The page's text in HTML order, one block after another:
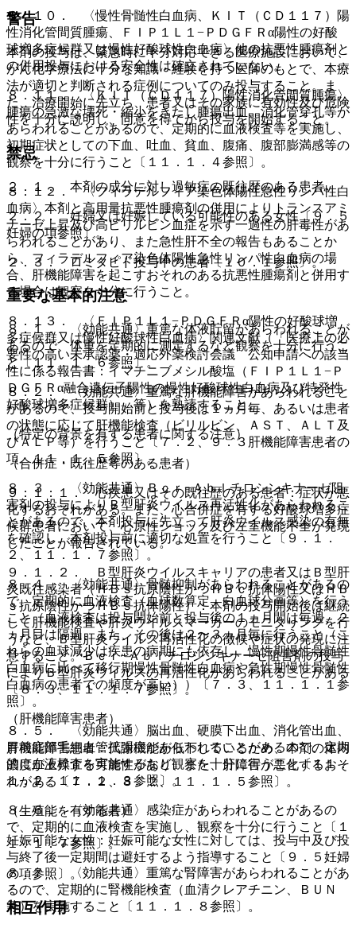
８．１０． 〈慢性骨髄性白血病、ＫＩＴ（ＣＤ１１７）陽
性消化管間質腫瘍、ＦＩＰ１Ｌ１−ＰＤＧＦＲα陽性の好酸
球増多症候群又は慢性好酸球性白血病〉他の抗悪性腫瘍剤と
の併用投与における安全性は確立されていない。
８．１１． 〈ＫＩＴ（ＣＤ１１７）陽性消化管間質腫瘍〉
腫瘍の急激な壊死・縮小をきたし腫瘍出血、消化管穿孔等が
あらわれることがあるので、定期的に血液検査等を実施し、
初期症状としての下血、吐血、貧血、腹痛、腹部膨満感等の
観察を十分に行うこと〔１１．１．４参照〕。
８．１２． 〈フィラデルフィア染色体陽性急性リンパ性白
血病〉本剤と高用量抗悪性腫瘍剤の併用によりトランスアミ
ナーゼ上昇及び高ビリルビン血症を示す一過性の肝毒性があ
らわれることがあり、また急性肝不全の報告もあることか
ら、フィラデルフィア染色体陽性急性リンパ性白血病の場
合、肝機能障害を起こすおそれのある抗悪性腫瘍剤と併用す
る場合は観察を十分に行うこと。
８．１３． 〈ＦＩＰ１Ｌ１−ＰＤＧＦＲα陽性の好酸球増
多症候群又は慢性好酸球性白血病〉関連文献（「医療上の必
要性の高い未承認薬・適応外薬検討会議 公知申請への該当
性に係る報告書：イマチニブメシル酸塩（ＦＩＰ１Ｌ１−Ｐ
ＤＧＦＲα融合遺伝子陽性の慢性好酸球性白血病及び特発性
好酸球増多症候群）」等）を熟読すること。
（特定の背景を有する患者に関する注意）
（合併症・既往歴等のある患者）
９．１．１． 心疾患又はその既往歴のある患者：症状が悪
化するおそれがある。また、心合併症を有する好酸球増多症
候群患者において、心原性ショック及び左室機能不全が発現
したことが報告されている。
９．１．２． Ｂ型肝炎ウイルスキャリアの患者又はＢ型肝
炎既往感染者（ＨＢｓ抗原陰性かつＨＢｃ抗体陽性又はＨＢ
ｓ抗原陰性かつＨＢｓ抗体陽性）：本剤の投与開始後は継続
して肝機能検査や肝炎ウイルスマーカーのモニタリングを行
うなど、Ｂ型肝炎ウイルス再活性化の徴候や症状の発現に注
意すること。Ｂｃｒ−Ａｂｌチロシンキナーゼ阻害剤の投与
によりＢ型肝炎ウイルスの再活性化があらわれることがある
〔８．３、１１．１．７参照〕。
（肝機能障害患者）
肝機能障害患者：代謝機能が低下しているため、本剤の体内
濃度が上昇する可能性があり、また、肝障害が悪化するおそ
れがある〔７．２、８．２、１１．１．５参照〕。
（生殖能を有する者）
妊娠可能な女性：妊娠可能な女性に対しては、投与中及び投
与終了後一定期間は避妊するよう指導すること〔９．５妊婦
の項参照〕。
相互作用
警告
本剤の投与は、緊急時に十分対応できる医療施設において、
がん化学療法に十分な知識・経験を持つ医師のもとで、本療
法が適切と判断される症例についてのみ投与すること。ま
た、治療開始に先立ち、患者又はその家族に有効性及び危険
性を十分に説明し、同意を得てから投与を開始すること。
禁忌
２．１． 本剤の成分に対し過敏症の既往歴のある患者。
２．２． 妊婦又は妊娠している可能性のある女性〔９．５
妊婦の項参照〕。
２．３． ロミタピド投与中の患者〔１０．１参照〕。
重要な基本的注意
８．１． 〈効能共通〉重篤な体液貯留があらわれることが
あるので、体重を定期的に測定するなど観察を十分に行うこ
と〔１１．１．６参照〕。
８．２． 〈効能共通〉重篤な肝機能障害があらわれること
があるので、投与開始前と投与後は１ヵ月毎、あるいは患者
の状態に応じて肝機能検査（ビリルビン、ＡＳＴ、ＡＬＴ及
びＡＬＰ等）を行うこと〔７．２、９．３肝機能障害患者の
項、１１．１．５参照〕。
８．３． 〈効能共通〉Ｂｃｒ−Ａｂｌチロシンキナーゼ阻
害剤の投与によりＢ型肝炎ウイルス再活性化があらわれるこ
とがあるので、本剤投与に先立って肝炎ウイルス感染の有無
を確認し、本剤投与前に適切な処置を行うこと〔９．１．
２、１１．１．７参照〕。
８．４． 〈効能共通〉骨髄抑制があらわれることがあるの
で、定期的に血液検査（血球数算定、白血球分画等）を行う
こと（血液検査は投与開始前と投与後の１ヵ月間は毎週、２
ヵ月目は隔週、また、その後は２〜３ヵ月毎に行うこと（こ
れらの血球減少は疾患の病期にも依存し、慢性期慢性骨髄性
白血病に比べて移行期慢性骨髄性白血病や急性期慢性骨髄性
白血病の患者での頻度が高い））〔７．３、１１．１．１参
照〕。
８．５． 〈効能共通〉脳出血、硬膜下出血、消化管出血、
胃前庭部毛細血管拡張症があらわれることがあるので、定期
的に血液検査を実施するなど観察を十分に行うこと〔１１．
１．２、１１．１．３参照〕。
８．６． 〈効能共通〉感染症があらわれることがあるの
で、定期的に血液検査を実施し、観察を十分に行うこと〔１
１．１．７参照〕。
８．７． 〈効能共通〉重篤な腎障害があらわれることがあ
るので、定期的に腎機能検査（血清クレアチニン、ＢＵＮ
等）を実施すること〔１１．１．８参照〕。